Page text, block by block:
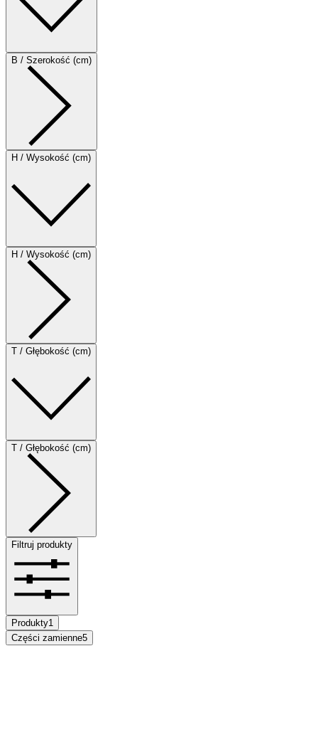
B / Szerokość (cm)
H / Wysokość (cm)
H / Wysokość (cm)
T / Głębokość (cm)
T / Głębokość (cm)
Filtruj produkty
Produkty1
Części zamienne5